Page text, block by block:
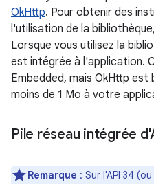
OkHttp. Pour obtenir des
l'utilisation de la
Lorsque vous utilisez la
est intégrée à l'application.
Embedded, mais OkHttp
moins de 1 Mo à votre
Pile réseau intégrée
Remarque : Sur l'API 34